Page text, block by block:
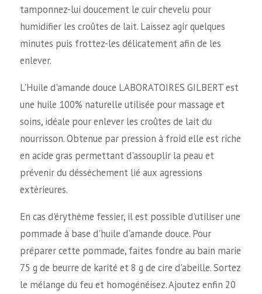
tamponnez-lui doucement le cuir chevelu pour
humidifier les croûtes de lait. Laissez agir quelques
minutes puis frottez-les délicatement afin de les
enlever.
L'Huile d'amande douce LABORATOIRES GILBERT est
une huile 100% naturelle utilisée pour massage et
soins, idéale pour enlever les croûtes de lait du
nourrisson. Obtenue par pression à froid elle est riche
en acide gras permettant d'assouplir la peau et
prévenir du déssèchement lié aux agressions
extèrieures.
En cas d'érythème fessier, il est possible d'utiliser une
pommade à base d'huile d'amande douce. Pour
préparer cette pommade, faites fondre au bain marie
75 g de beurre de karité et 8 g de cire d'abeille. Sortez
le mélange du feu et homogénéisez. Ajoutez enfin 20